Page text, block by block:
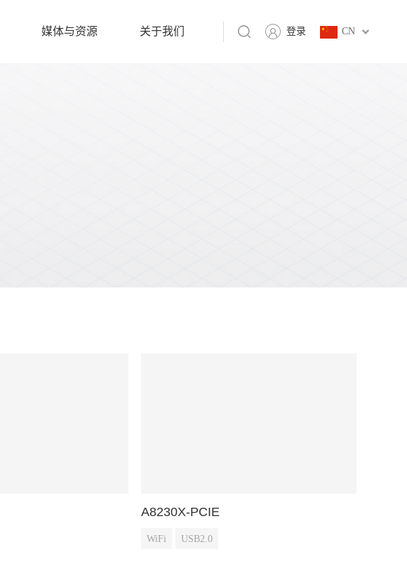
CN
登录
媒体与资源 关于我们
A8230X-PCIE
WiFi USB2.0